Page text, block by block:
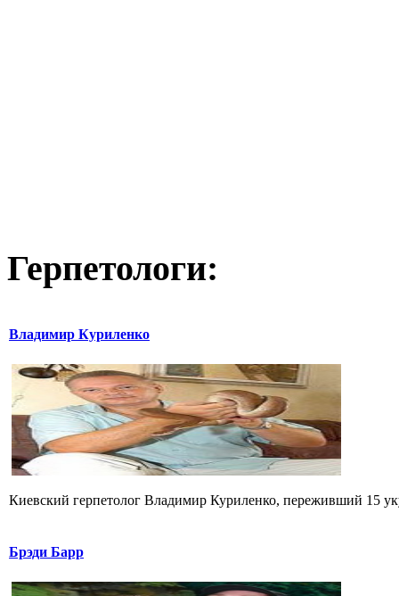
Герпетологи:
Владимир Куриленко
Киевский герпетолог Владимир Куриленко, переживший 15
Брэди Барр